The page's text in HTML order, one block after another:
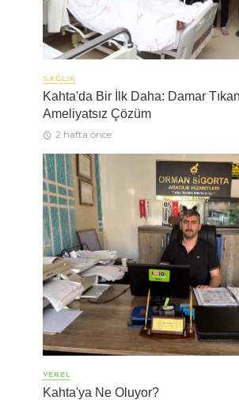
SAĞLIK
Kahta'da Bir İlk Daha: Damar
Ameliyatsız Çözüm
2 hafta önce
YEREL
Kahta'ya Ne Oluyor?